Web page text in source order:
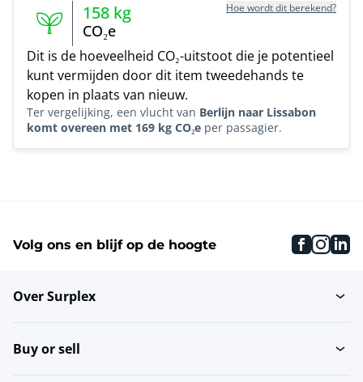
158 kg
CO₂e
Hoe wordt dit berekend?
Dit is de hoeveelheid CO₂-uitstoot die je potentieel
kunt vermijden door dit item tweedehands te
kopen in plaats van nieuw.
Ter vergelijking, een vlucht van Berlijn naar Lissabon
komt overeen met 169 kg CO₂e per passagier.
Volg ons en blijf op de hoogte
Over Surplex
Buy or sell